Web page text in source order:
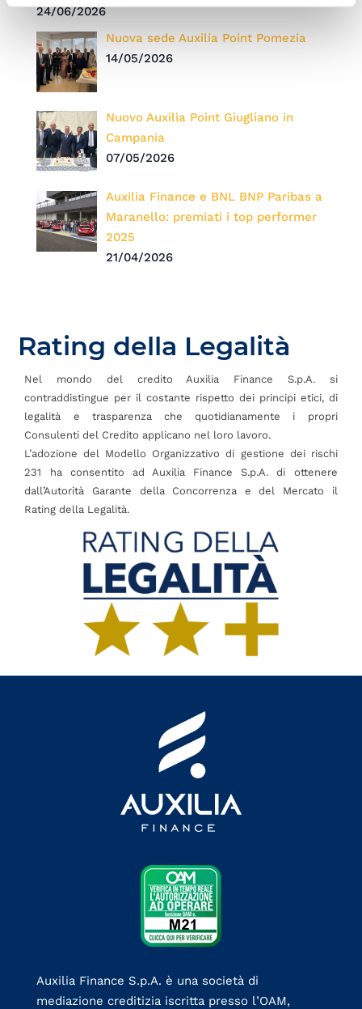
24/06/2026
Nuova sede Auxilia Point Pomezia
14/05/2026
Nuovo Auxilia Point Giugliano in
Campania
07/05/2026
Auxilia Finance e BNL BNP Paribas a
Maranello: premiati i top performer
2025
21/04/2026
Rating della Legalità
Nel mondo del credito Auxilia Finance S.p.A. si
contraddistingue per il costante rispetto dei principi etici, di
legalità e trasparenza che quotidianamente i propri
Consulenti del Credito applicano nel loro lavoro.
L’adozione del Modello Organizzativo di gestione dei rischi
231 ha consentito ad Auxilia Finance S.p.A. di ottenere
dall’Autorità Garante della Concorrenza e del Mercato il
Rating della Legalità.
Auxilia Finance S.p.A. è una società di
mediazione creditizia iscritta presso l’OAM,